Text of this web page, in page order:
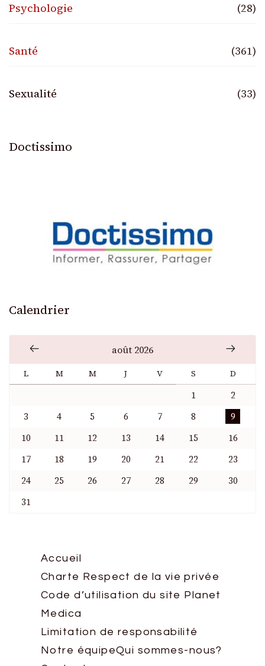
Psychologie (28)
Santé (361)
Sexualité (33)
Doctissimo
Calendrier
août 2026
L M M J V S D
1
2
3
4 5 6 7 8
9
10
11 12 13 14 15
16
17
18 19 20 21 22
23
24
25 26 27 28 29
30
31
Accueil
Charte Respect de la vie privée
Code d’utilisation du site Planet
Medica
Limitation de responsabilité
Notre équipeQui sommes-nous?